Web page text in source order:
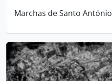
Marchas de Santo António